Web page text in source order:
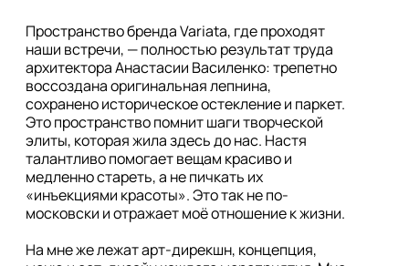
Пространство бренда Variata, где проходят
наши встречи, — полностью результат труда
архитектора Анастасии Василенко: трепетно
воссоздана оригинальная лепнина,
сохранено историческое остекление и паркет.
Это пространство помнит шаги творческой
элиты, которая жила здесь до нас. Настя
талантливо помогает вещам красиво и
медленно стареть, а не пичкать их
«инъекциями красоты». Это так не по-
московски и отражает моё отношение к жизни.
На мне же лежат арт-дирекшн, концепция,